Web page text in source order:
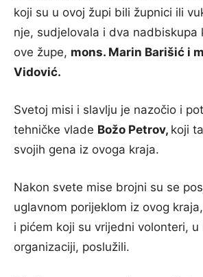
koji su u ovoj župi bili župnici ili
nje, sudjelovala i dva nadbiskupa
ove župe, mons. Marin Barišić i
Vidović.
Svetoj misi i slavlju je nazočio i
tehničke vlade Božo Petrov, koji
svojih gena iz ovoga kraja.
Nakon svete mise brojni su se
uglavnom porijeklom iz ovog
i pićem koji su vrijedni volonteri, u
organizaciji, poslužili.